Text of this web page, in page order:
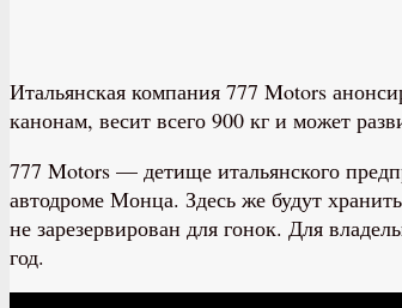
Итальянская компания 777 Motors
канонам, весит всего 900 кг и может
777 Motors — детище итальянского
автодроме Монца. Здесь же будут
не зарезервирован для гонок. Для
год.